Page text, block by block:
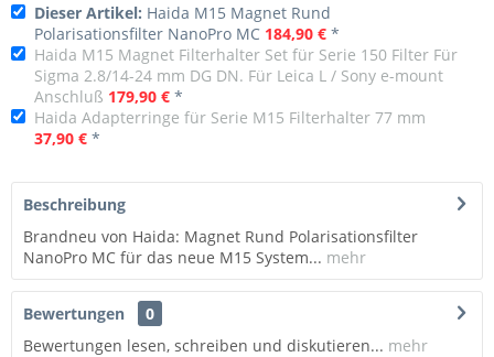
Dieser Artikel: Haida M15 Magnet Rund
Polarisationsfilter NanoPro MC 184,90 € *
Haida M15 Magnet Filterhalter Set für Serie 150 Filter Für
Sigma 2.8/14-24 mm DG DN. Für Leica L / Sony e-mount
Anschluß 179,90 € *
Haida Adapterringe für Serie M15 Filterhalter 77 mm
37,90 € *
Beschreibung
Brandneu von Haida: Magnet Rund Polarisationsfilter
NanoPro MC für das neue M15 System... mehr
Bewertungen
0
Bewertungen lesen, schreiben und diskutieren... mehr